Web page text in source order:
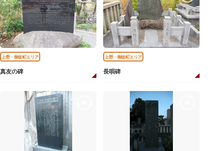
上野・御徒町エリア
真友の碑
上野・御徒町エリア
長唄碑